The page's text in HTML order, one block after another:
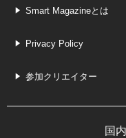
Smart Magazineとは
Privacy Policy
参加クリエイター
国